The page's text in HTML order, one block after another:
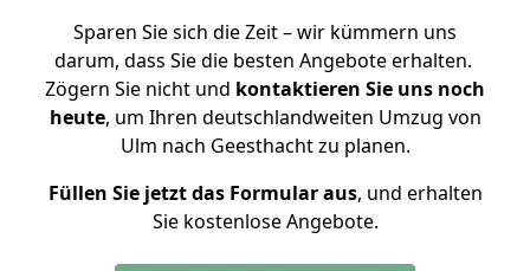
Sparen Sie sich die Zeit – wir kümmern uns
darum, dass Sie die besten Angebote erhalten.
Zögern Sie nicht und kontaktieren Sie uns noch
heute, um Ihren deutschlandweiten Umzug von
Ulm nach Geesthacht zu planen.
Füllen Sie jetzt das Formular aus, und erhalten
Sie kostenlose Angebote.